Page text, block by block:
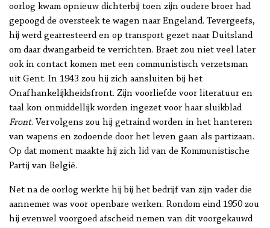
oorlog kwam opnieuw dichterbij toen zijn oudere broer had
gepoogd de oversteek te wagen naar Engeland. Tevergeefs,
hij werd gearresteerd en op transport gezet naar Duitsland
om daar dwangarbeid te verrichten. Braet zou niet veel later
ook in contact komen met een communistisch verzetsman
uit Gent. In 1943 zou hij zich aansluiten bij het
Onafhankelijkheidsfront. Zijn voorliefde voor literatuur en
taal kon onmiddellijk worden ingezet voor haar sluikblad
Front. Vervolgens zou hij getraind worden in het hanteren
van wapens en zodoende door het leven gaan als partizaan.
Op dat moment maakte hij zich lid van de Kommunistische
Partij van België.
Net na de oorlog werkte hij bij het bedrijf van zijn vader die
aannemer was voor openbare werken. Rondom eind 1950 zou
hij evenwel voorgoed afscheid nemen van dit voorgekauwd